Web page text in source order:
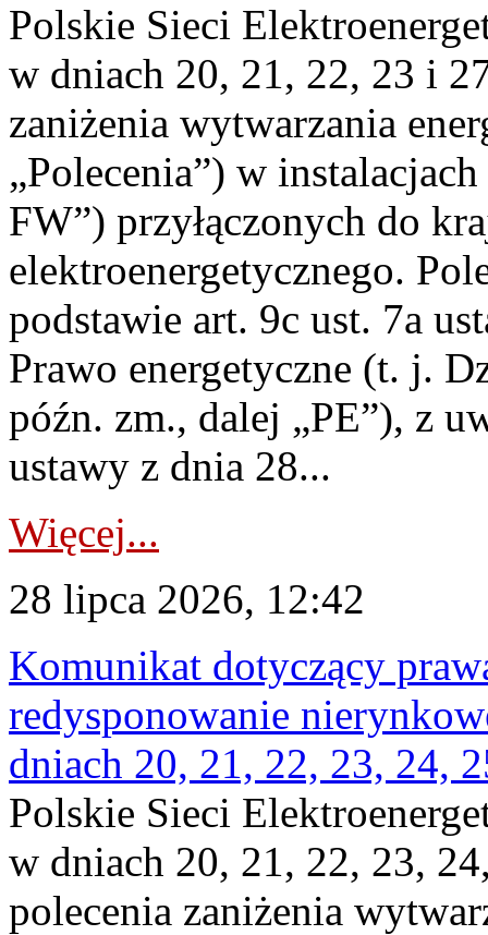
Polskie Sieci
w dniach 20, 21, 22, 23 i
zaniżenia wytwarzania
„Polecenia”) w
FW”) przyłączonych do
elektroenergetycznego.
podstawie art. 9c ust. 7a
Prawo energetyczne (t. j.
późn. zm., dalej „PE”), z
ustawy z dnia 28...
Więcej...
28 lipca 2026, 12:42
Komunikat dotyczący
redysponowanie
dniach 20, 21, 22, 23, 24,
Polskie Sieci
w dniach 20, 21, 22, 23,
polecenia zaniżenia